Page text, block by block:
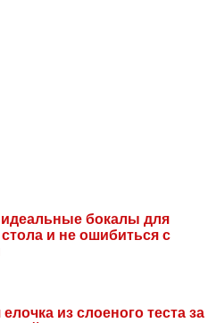
бокалы для
и не ошибиться с
из слоеного теста за